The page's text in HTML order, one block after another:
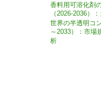
香料用可溶化剤
（2026-2036）
世界の半透明コ
～2033）：市場
析